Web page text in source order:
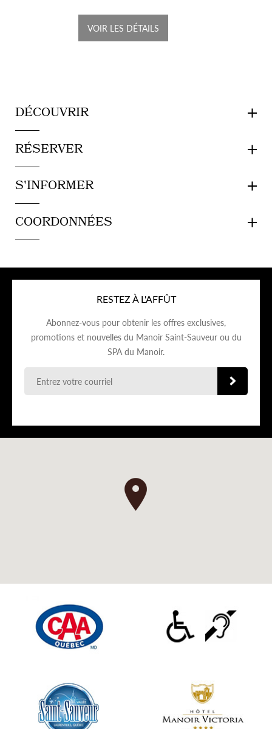
VOIR LES DÉTAILS
DÉCOUVRIR
RÉSERVER
S'INFORMER
COORDONNÉES
RESTEZ À L'AFFÛT
Abonnez-vous pour obtenir les offres exclusives,
promotions et nouvelles du Manoir Saint-Sauveur ou du
SPA du Manoir.